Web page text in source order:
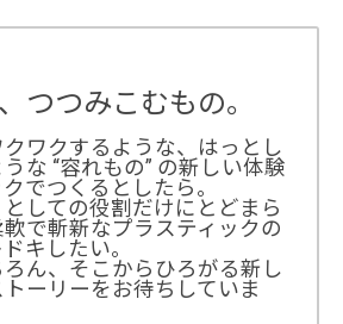
つつみこむもの。
ワクするような、はっとし
な “容れもの” の新しい体験
でつくるとしたら。
しての役割だけにとどまら
で斬新なプラスティックの
キしたい。
ん、そこからひろがる新し
ーリーをお待ちしていま